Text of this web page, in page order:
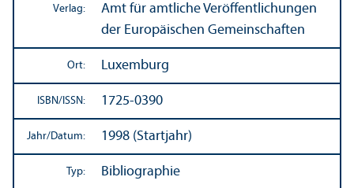
Verlag:
Amt für amtliche Veröffentlichungen
der Europäischen Gemeinschaften
Ort: Luxemburg
ISBN/ ISSN: 1725-0390
Jahr/Datum: 1998 (Startjahr)
Typ: Bibliographie